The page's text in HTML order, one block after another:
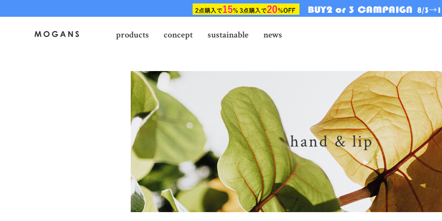
products concept sustainable news
hand & lip